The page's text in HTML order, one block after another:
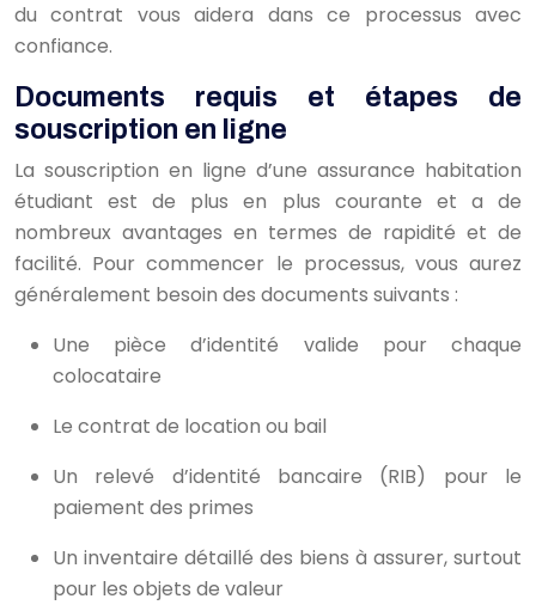
du contrat vous aidera dans ce processus avec
confiance.
Documents requis et étapes de
souscription en ligne
La souscription en ligne d’une assurance habitation
étudiant est de plus en plus courante et a de
nombreux avantages en termes de rapidité et de
facilité. Pour commencer le processus, vous aurez
généralement besoin des documents suivants :
Une pièce d’identité valide pour chaque
colocataire
Le contrat de location ou bail
Un relevé d’identité bancaire (RIB) pour le
paiement des primes
Un inventaire détaillé des biens à assurer, surtout
pour les objets de valeur